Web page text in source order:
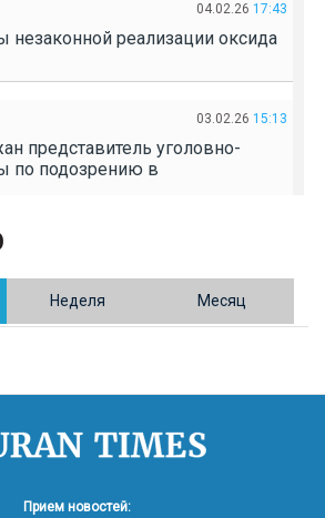
04.02.26 17:43
незаконной реализации оксида
03.02.26 15:13
представитель уголовно-
по подозрению в
незаконное выращивание
Договор о зоне, свободной от
получили перерасчёт
Неделя Месяц
Прием новостей: